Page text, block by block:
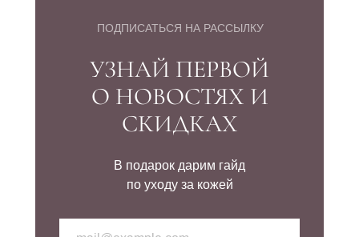
ПОДПИСАТЬСЯ НА РАССЫЛКУ
УЗНАЙ ПЕРВОЙ
О НОВОСТЯХ И
СКИДКАХ
В подарок дарим гайд
по уходу за кожей